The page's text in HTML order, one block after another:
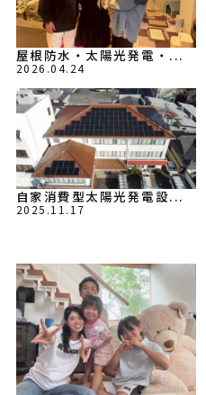
屋根防水・太陽光発電・...
2026.04.24
自家消費型太陽光発電設...
2025.11.17